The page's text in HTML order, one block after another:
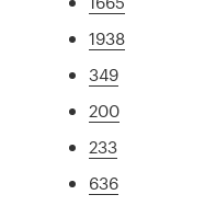
1938
349
200
233
636